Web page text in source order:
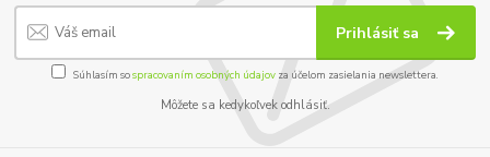
Prihlásiť sa
Súhlasím sospracovaním osobných údajov za účelom zasielania newslettera.
Môžete sa kedykoľvek odhlásiť.